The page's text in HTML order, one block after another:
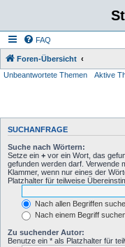
FAQ
Foren-Übersicht
Unbeantwortete Themen
Aktive
SUCHANFRAGE
Suche nach Wörtern:
Setze ein + vor ein Wort, das
gefunden werden darf. Verwende
Klammer, wenn nur eines der
Platzhalter für teilweise
Nach allen Begriffen
Nach einem Begriff
Zu suchender Autor:
Benutze ein * als Platzhalter für